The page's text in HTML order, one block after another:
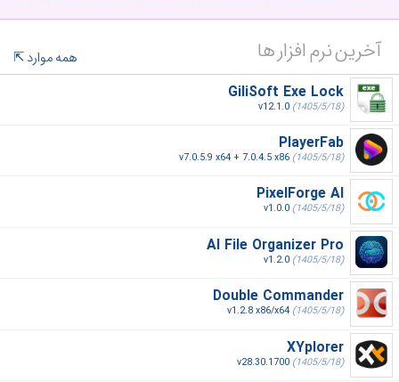
آخرین نرم افزار ها
همه موارد
GiliSoft Exe Lock
v12.1.0 (1405/5/18)
PlayerFab
v7.0.5.9 x64 + 7.0.4.5 x86 (1405/5/18)
PixelForge AI
v1.0.0 (1405/5/18)
AI File Organizer Pro
v1.2.0 (1405/5/18)
Double Commander
v1.2.8 x86/x64 (1405/5/18)
XYplorer
v28.30.1700 (1405/5/18)